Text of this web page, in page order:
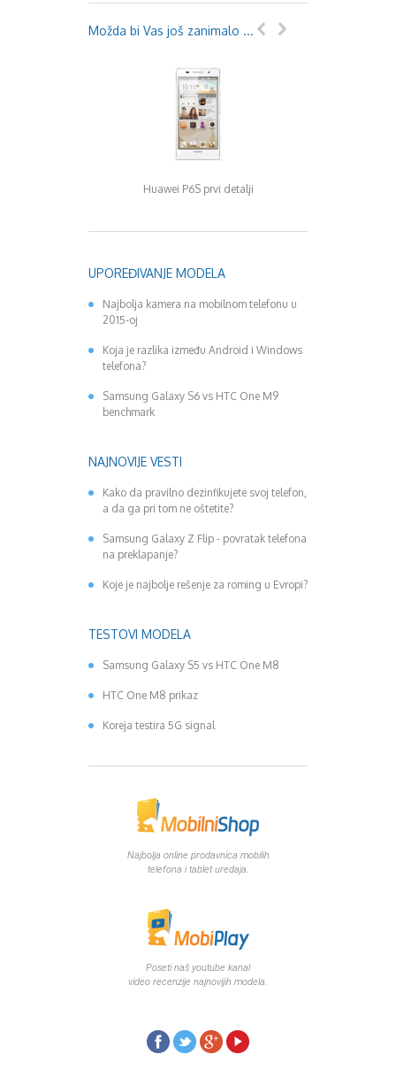
Možda bi Vas još zanimalo ...
Huawei P6S prvi detalji
UPOREĐIVANJE MODELA
Najbolja kamera na mobilnom telefonu u
2015-oj
Koja je razlika između Android i Windows
telefona?
Samsung Galaxy S6 vs HTC One M9
benchmark
NAJNOVIJE VESTI
Kako da pravilno dezinfikujete svoj telefon,
a da ga pri tom ne oštetite?
Samsung Galaxy Z Flip - povratak telefona
na preklapanje?
Koje je najbolje rešenje za roming u Evropi?
TESTOVI MODELA
Samsung Galaxy S5 vs HTC One M8
HTC One M8 prikaz
Koreja testira 5G signal
Najbolja online prodavnica mobilih
telefona i tablet uredaja.
Poseti naš youtube kanal
video recenzije najnovijih modela.